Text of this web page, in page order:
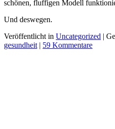
schönen, fluffigen Modell
Und deswegen.
Veröffentlicht in Uncategorized |
gesundheit | 59 Kommentare